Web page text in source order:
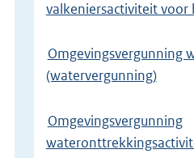
valkeniersactiviteit voor
Omgevingsvergunning
(watervergunning)
Omgevingsvergunning